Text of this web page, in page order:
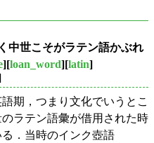
中世こそがラテン語かぶれ
][loan_word][latin]
期，つまり文化でいうとこ
ラテン語彙が借用された時
．当時のインク壺語